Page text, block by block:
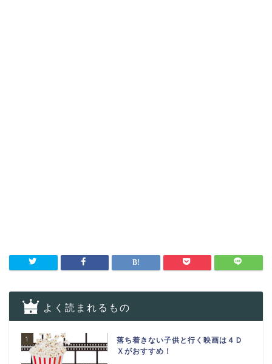
よく読まれるもの
1
落ち着きない子供と行く映画は４Ｄ
Ｘがおすすめ！